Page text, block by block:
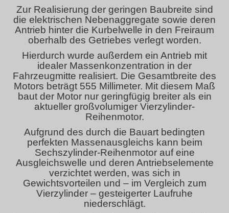
Zur Realisierung der geringen Baubreite sind
die elektrischen Nebenaggregate sowie deren
Antrieb hinter die Kurbelwelle in den Freiraum
oberhalb des Getriebes verlegt worden.
Hierdurch wurde außerdem ein Antrieb mit
idealer Massenkonzentration in der
Fahrzeugmitte realisiert. Die Gesamtbreite des
Motors beträgt 555 Millimeter. Mit diesem Maß
baut der Motor nur geringfügig breiter als ein
aktueller großvolumiger Vierzylinder-
Reihenmotor.
Aufgrund des durch die Bauart bedingten
perfekten Massenausgleichs kann beim
Sechszylinder-Reihenmotor auf eine
Ausgleichswelle und deren Antriebselemente
verzichtet werden, was sich in
Gewichtsvorteilen und – im Vergleich zum
Vierzylinder – gesteigerter Laufruhe
niederschlägt.